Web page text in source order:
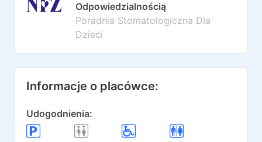
Odpowiedzialnością
Poradnia Stomatologiczna Dla
Dzieci
Informacje o placówce:
Udogodnienia: